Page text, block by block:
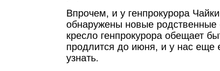
Впрочем, и у генпрокурора
обнаружены новые родственные
кресло генпрокурора обещает
продлится до июня, и у нас еще
узнать.